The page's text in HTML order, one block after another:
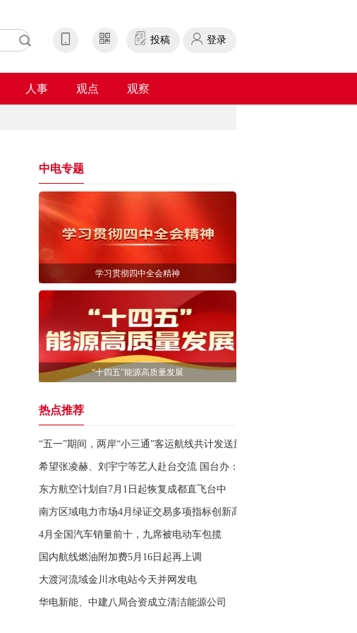
投稿 登录
人事 观点 观察
中电专题
学习贯彻四中全会精神
“十四五”能源高质量发展
热点推荐
“五一”期间，两岸“小三通”客运航线共计发送旅客约3.29万人次，同比增
希望张凌赫、刘宇宁等艺人赴台交流 国台办：支持！
东方航空计划自7月1日起恢复成都直飞台中
南方区域电力市场4月绿证交易多项指标创新高
4月全国汽车销量前十，九席被电动车包揽
国内航线燃油附加费5月16日起再上调
大渡河流域金川水电站今天并网发电
华电新能、中建八局合资成立清洁能源公司